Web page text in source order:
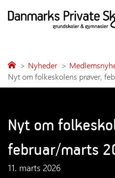
Nyheder
Nyt om folkeskolens prøver,
Nyt om
februar/marts
11. marts 2026